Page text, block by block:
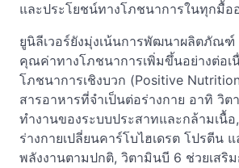
และประโยชน์ทางโภชนาการในทุกมื้อ
ยูนิลีเวอร์ยังมุ่งเน้นการพัฒนาผลิตภัณ
คุณค่าทางโภชนาการเพิ่มขึ้นอย่างต่อเ
โภชนาการเชิงบวก (Positive
สารอาหารที่จำเป็นต่อร่างกาย อาทิ วิต
ทำงานของระบบประสาทและกล้ามเนื้
ร่างกายเปลี่ยนคาร์โบไฮเดรต โปรตีน
พลังงานตามปกติ, วิตามินบี 6 ช่วยเสริ